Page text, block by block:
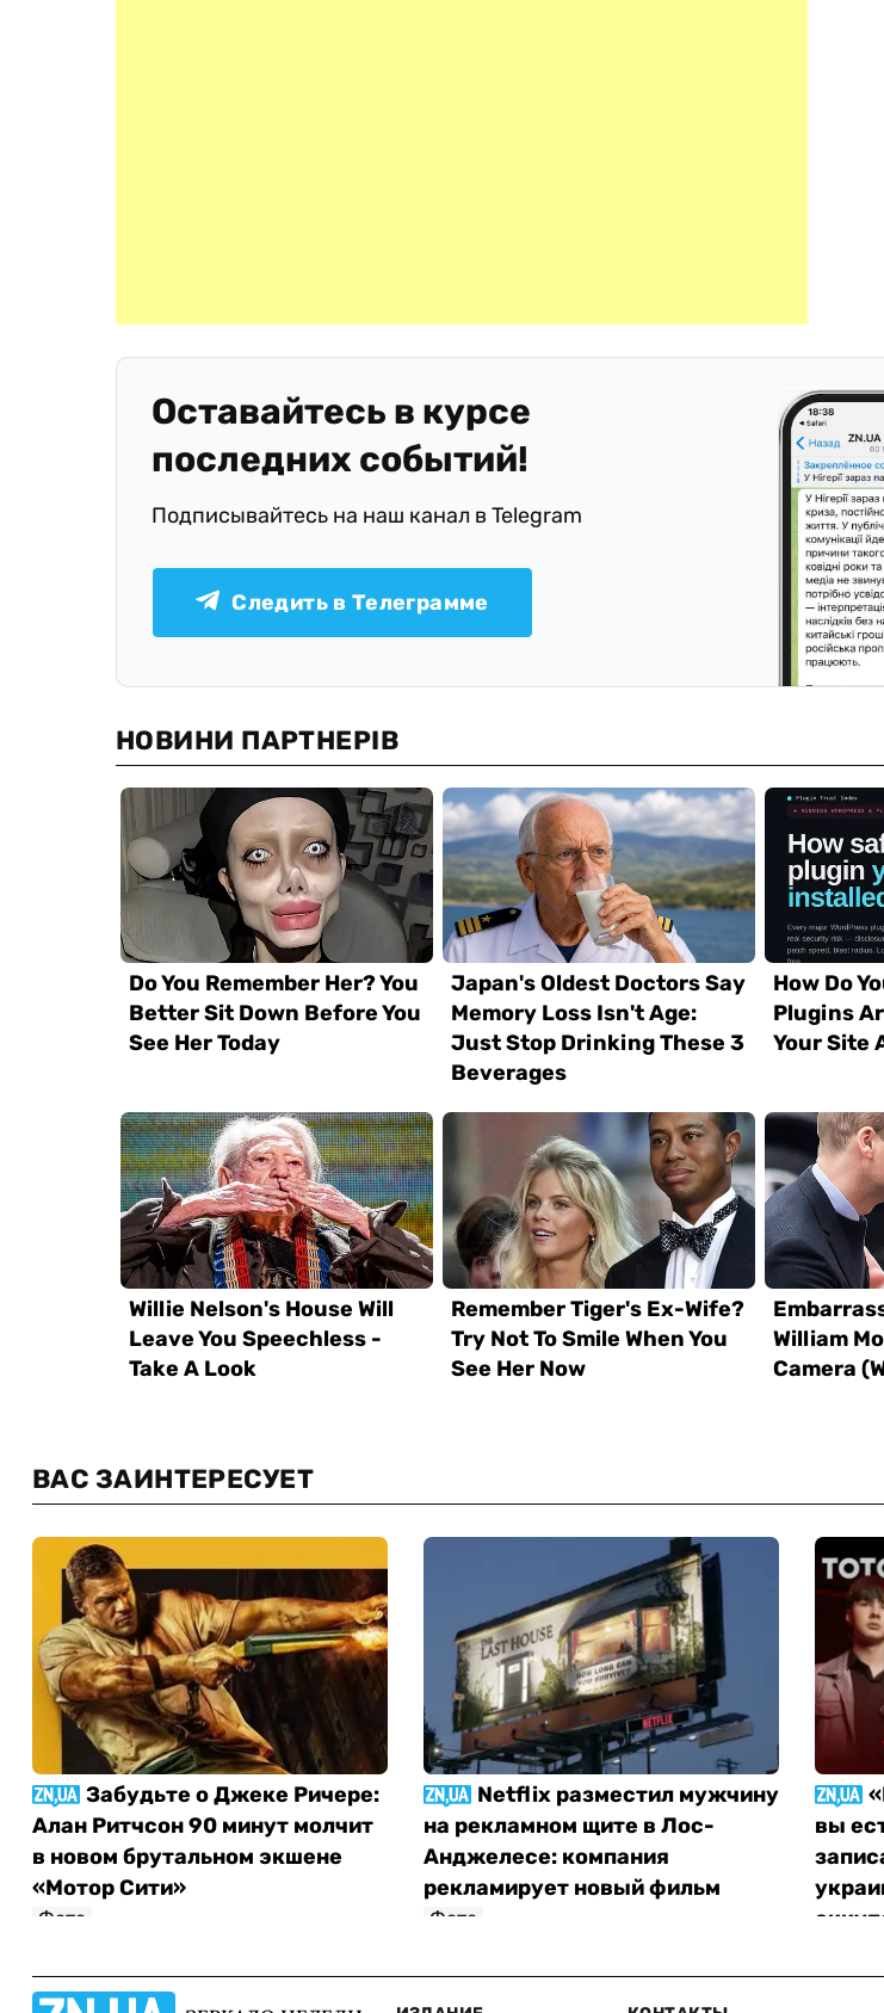
Оставайтесь в курсе
последних событий!
Подписывайтесь на наш канал в Telegram
Следить в Телеграмме
ВАС ЗАИНТЕРЕСУЕТ
Забудьте о Джеке Ричере:
Алан Ритчсон 90 минут молчит
в новом брутальном экшене
«Мотор Сити»
Фото
Netflix разместил мужчину
на рекламном щите в Лос-
Анджелесе: компания
рекламирует новый фильм
Фото
вы